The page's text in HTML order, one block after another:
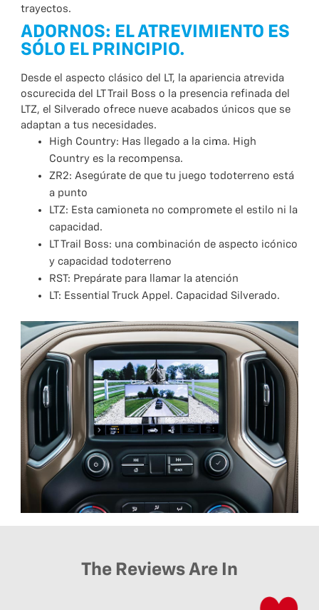
trayectos.
ADORNOS: EL ATREVIMIENTO ES
SÓLO EL PRINCIPIO.
Desde el aspecto clásico del LT, la apariencia atrevida
oscurecida del LT Trail Boss o la presencia refinada del
LTZ, el Silverado ofrece nueve acabados únicos que se
adaptan a tus necesidades.
High Country: Has llegado a la cima. High
Country es la recompensa.
ZR2: Asegúrate de que tu juego todoterreno está
a punto
LTZ: Esta camioneta no compromete el estilo ni la
capacidad.
LT Trail Boss: una combinación de aspecto icónico
y capacidad todoterreno
RST: Prepárate para llamar la atención
LT: Essential Truck Appel. Capacidad Silverado.
The Reviews Are In